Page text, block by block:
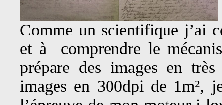
Comme un scientifique j’ai
et à comprendre le
prépare des images en
images en 300dpi de 1m²,